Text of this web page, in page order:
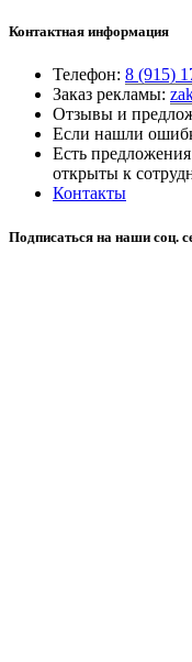
Контактная информация
Телефон: 8 (915)
Заказ рекламы:
Отзывы и
Если нашли
Есть
открыты к
Контакты
Подписаться на наши соц.